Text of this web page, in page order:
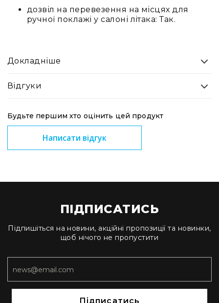
Прилади
Статичне
світло
LED
мултичіпові
Прилади
з
газоразрядною
вольфрамовою
лампою
дозвіл на перевезення на місцях для
ручної поклажі у салоні літака: Так.
Докладніше
Відгуки
Будьте першим хто оцінить цей продукт
Написати відгук
ПІДПИСАТИСЬ
Підпишіться на новини, акційні пропозиції та новинки,
щоб нічого не пропустити
Підписатись